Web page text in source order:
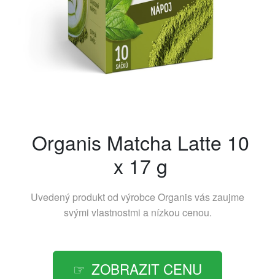
Organis Matcha Latte 10
x 17 g
Uvedený produkt od výrobce Organisvás zaujme
svými vlastnostmi a nízkou cenou.
ZOBRAZIT CENU